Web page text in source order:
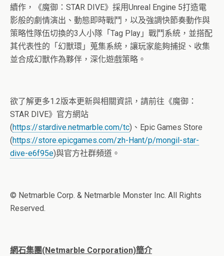
續作，《魔御：STAR DIVE》採用Unreal Engine 5打造電
影般的劇情演出、動態即時戰鬥，以及強調快節奏動作與
策略性隊伍切換的3人小隊「Tag Play」戰鬥系統，並搭配
其代表性的「幻獸環」蒐集系統，讓玩家能夠捕捉、收集
並合成幻獸作為夥伴，深化遊戲策略。
欲了解更多1.2版本更新與相關資訊，請前往《魔御：
STAR DIVE》官方網站
(https://stardive.netmarble.com/tc)、Epic Games Store
(https://store.epicgames.com/zh-Hant/p/mongil-star-
dive-e6f95e)與官方社群頻道。
© Netmarble Corp. & Netmarble Monster Inc. All Rights
Reserved.
網石集團(Netmarble Corporation)簡介